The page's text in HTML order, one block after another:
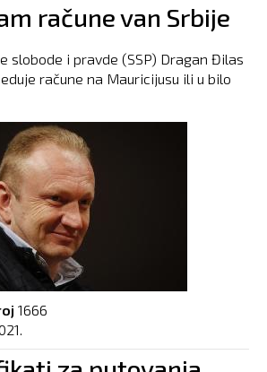
račune van Srbije
slobode i pravde (SSP) Dragan Đilas
račune na Mauricijusu ili u bilo
1666